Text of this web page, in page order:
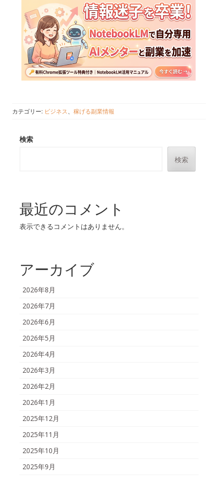
カテゴリー: ビジネス、 稼げる副業情報
検索
検索
最近のコメント
表示できるコメントはありません。
アーカイブ
2026年8月
2026年7月
2026年6月
2026年5月
2026年4月
2026年3月
2026年2月
2026年1月
2025年12月
2025年11月
2025年10月
2025年9月